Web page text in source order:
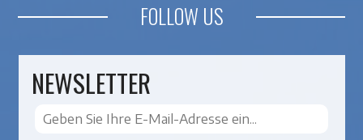
FOLLOW US
NEWSLETTER